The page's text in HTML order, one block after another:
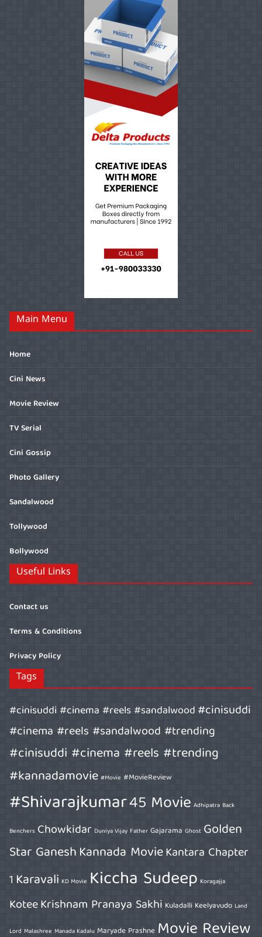
Main Menu
Home
Cini News
Movie Review
TV Serial
Cini Gossip
Photo Gallery
Sandalwood
Tollywood
Bollywood
Useful Links
Contact us
Terms & Conditions
Privacy Policy
Tags
#cinisuddi #cinema #reels #sandalwood#cinisuddi
#cinema #reels #sandalwood #trending
#cinisuddi #cinema #reels #trending
#kannadamovie #Movie #MovieReview
#Shivarajkumar45 Movie Adhipatra Back
Benchers Chowkidar Duniya Vijay Father Gajarama Ghost Golden
Star GaneshKannada MovieKantara Chapter
1 Karavali KD Movie Kiccha Sudeep Koragajja
KoteeKrishnam Pranaya Sakhi Kuladalli Keelyavudo Land
Lord Malashree Manada Kadalu Maryade Prashne Movie Review